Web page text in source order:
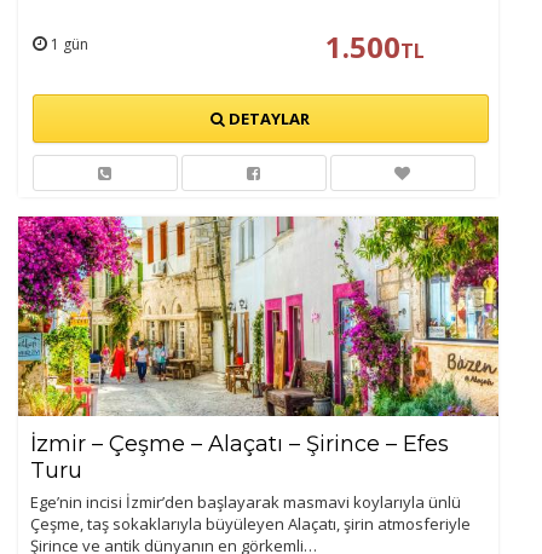
1 gün 1.500TL
DETAYLAR
İzmir – Çeşme – Alaçatı – Şirince – Efes
Turu
Ege’nin incisi İzmir’den başlayarak masmavi koylarıyla ünlü
Çeşme, taş sokaklarıyla büyüleyen Alaçatı, şirin atmosferiyle
Şirince ve antik dünyanın en görkemli…